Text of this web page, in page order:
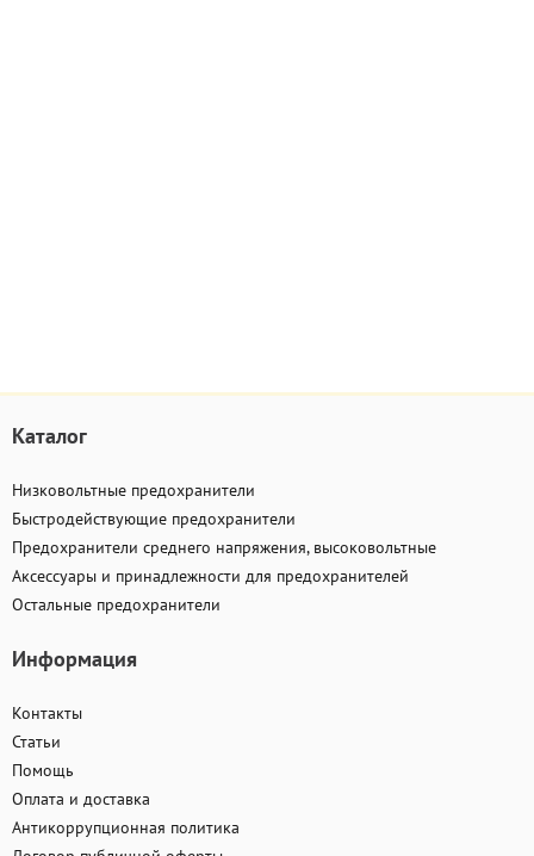
Каталог
Низковольтные предохранители
Быстродействующие предохранители
Предохранители среднего напряжения, высоковольтные
Аксессуары и принадлежности для предохранителей
Остальные предохранители
Информация
Контакты
Статьи
Помощь
Оплата и доставка
Антикоррупционная политика